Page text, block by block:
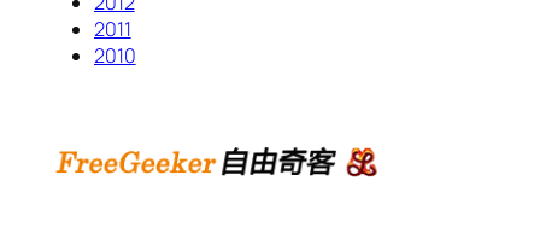
2011
2010